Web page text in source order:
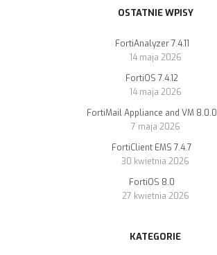
OSTATNIE WPISY
FortiAnalyzer 7.4.11
14 maja 2026
FortiOS 7.4.12
14 maja 2026
FortiMail Appliance and VM 8.0.0
7 maja 2026
FortiClient EMS 7.4.7
30 kwietnia 2026
FortiOS 8.0
27 kwietnia 2026
KATEGORIE